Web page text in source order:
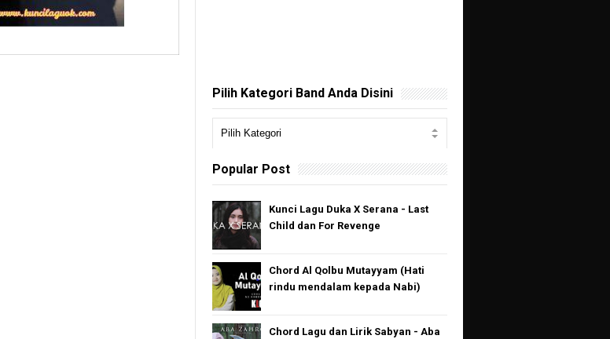
Pilih Kategori Band Anda Disini
Popular Post
Kunci Lagu Duka X Serana - Last
Child dan For Revenge
Chord Al Qolbu Mutayyam (Hati
rindu mendalam kepada Nabi)
Chord Lagu dan Lirik Sabyan - Aba